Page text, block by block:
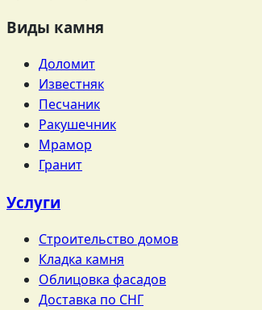
Виды камня
Доломит
Известняк
Песчаник
Ракушечник
Мрамор
Гранит
Услуги
Строительство домов
Кладка камня
Облицовка фасадов
Доставка по СНГ